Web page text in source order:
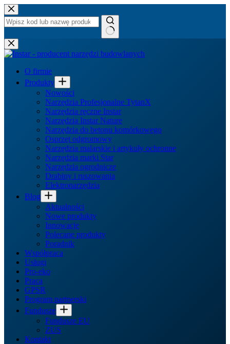
Przejdź
do
treści
Brak
wyników
O firmie
Produkty
Nowości
Narzędzia Profesjonalne TytanX
Narzędzia ręczne Instar
Narzędzia Instar Nature
Narzędzia do betonu komórkowego
Osprzęt odgromowy
Narzędzia malarskie i artykuły ochronne
Narzędzia marki Star
Narzędzia ogrodnicze
Drabiny i ruszowania
Elektronarzędzia
Blog
Aktualności
Nowe produkty
Innowacje
Polecane produkty
Poradnik
Współpraca
Usługi
Pro-eko
Praca
GPSR
Program partnerski
Fundusze
Fundusze EU
ZUS
Kontakt